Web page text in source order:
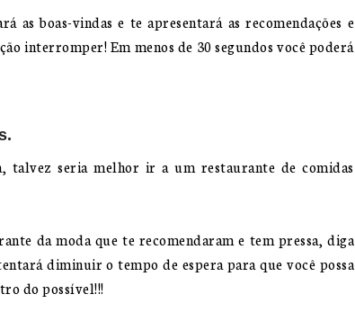
as boas-vindas e te apresentará as recomendações e
interromper! Em menos de 30 segundos você poderá
talvez seria melhor ir a um restaurante de comidas
da moda que te recomendaram e tem pressa, diga
diminuir o tempo de espera para que você possa
do possível!!!